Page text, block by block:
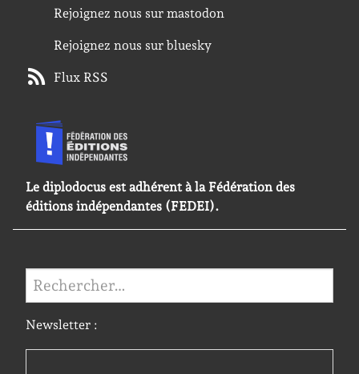
Rejoignez nous sur mastodon
Rejoignez nous sur bluesky
Flux RSS
Le diplodocus est adhérent à la Fédération des
éditions indépendantes (FEDEI).
Rechercher :
Newsletter :